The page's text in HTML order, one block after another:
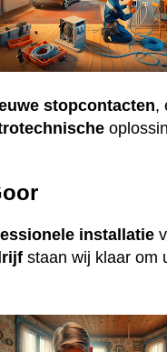
stopcontacten,
installatie
staan wij klaar om